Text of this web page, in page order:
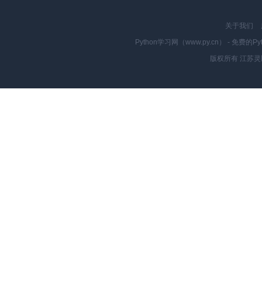
关于我们
Python学习网（www.py.cn） - 免费的
版权所有 江苏